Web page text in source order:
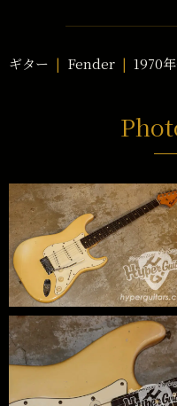
ギター Fender 1970